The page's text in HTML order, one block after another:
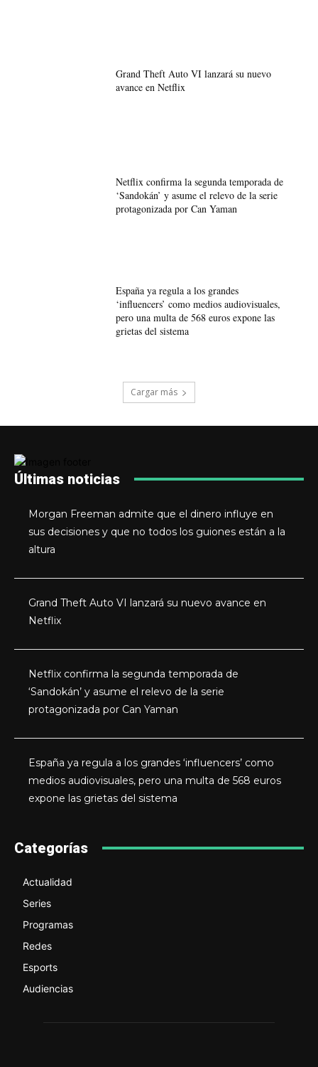
Grand Theft Auto VI lanzará su nuevo
avance en Netflix
Netflix confirma la segunda temporada de
‘Sandokán’ y asume el relevo de la serie
protagonizada por Can Yaman
España ya regula a los grandes
‘influencers’ como medios audiovisuales,
pero una multa de 568 euros expone las
grietas del sistema
Cargar más
Últimas noticias
Morgan Freeman admite que el dinero influye en
sus decisiones y que no todos los guiones están a la
altura
Grand Theft Auto VI lanzará su nuevo avance en
Netflix
Netflix confirma la segunda temporada de
‘Sandokán’ y asume el relevo de la serie
protagonizada por Can Yaman
España ya regula a los grandes ‘influencers’ como
medios audiovisuales, pero una multa de 568 euros
expone las grietas del sistema
Categorías
Actualidad
Series
Programas
Redes
Esports
Audiencias